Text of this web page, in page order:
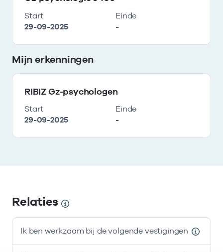
Start
29-09-2025
Einde
-
Mijn erkenningen
RIBIZ Gz-psychologen
Start
29-09-2025
Einde
-
Relaties
Ik ben werkzaam bij de volgende vestigingen